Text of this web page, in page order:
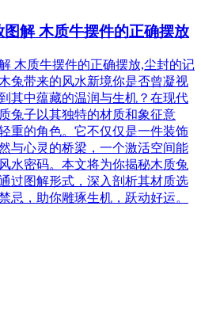
解 木质牛摆件的正确摆放
木质牛摆件的正确摆放,尘封的记
带来的风水新境你是否曾凝视
其中蕴藏的温润与生机？在现代
兔子以其独特的材质和象征意
重的角色。它不仅仅是一件装饰
与心灵的桥梁，一个激活空间能
水密码。本文将为你揭秘木质兔
过图解形式，深入剖析其材质选
忌，助你雕琢生机，跃动好运。